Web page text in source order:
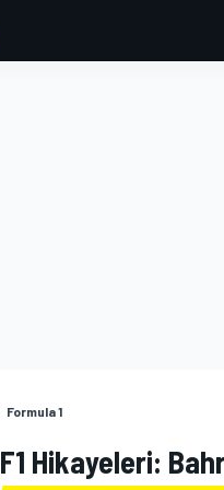
Formula 1
F1 Hikayeleri: